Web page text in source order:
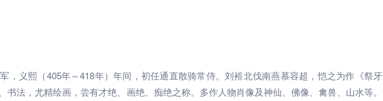
，义熙（405年～418年）年间，初任通直散骑常侍。刘裕北伐南燕慕容超，恺之为作《祭牙
书法，尤精绘画，尝有才绝、画绝、痴绝之称。多作人物肖像及神仙、佛像、禽兽、山水等。